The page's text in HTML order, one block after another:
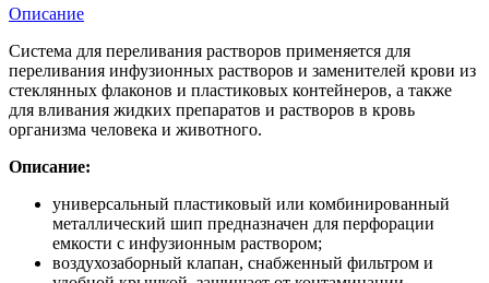
Описание
Система для переливания растворов применяется для
переливания инфузионных растворов и заменителей крови из
стеклянных флаконов и пластиковых контейнеров, а также
для вливания жидких препаратов и растворов в кровь
организма человека и животного.
Описание:
универсальный пластиковый или комбинированный
металлический шип предназначен для перфорации
емкости с инфузионным раствором;
воздухозаборный клапан, снабженный фильтром и